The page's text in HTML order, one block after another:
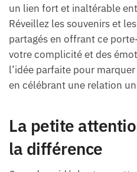
un lien fort et inaltérable
Réveillez les souvenirs et
partagés en offrant ce
votre complicité et des
l’idée parfaite pour
en célébrant une relation
La petite
la différence